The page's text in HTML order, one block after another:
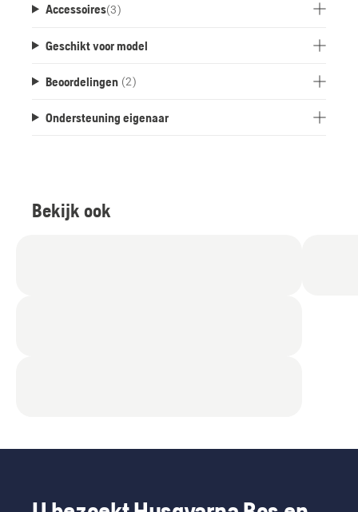
Accessoires(3)
Geschikt voor model
Beoordelingen (2)
Ondersteuning eigenaar
Bekijk ook